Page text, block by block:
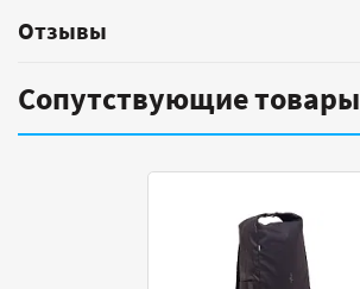
Отзывы
Сопутствующие товары